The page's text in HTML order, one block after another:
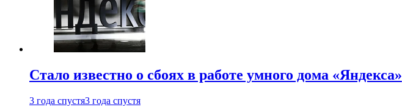
Стало известно о сбоях в работе умного дома «Яндекса»
3 года спустя3 года спустя